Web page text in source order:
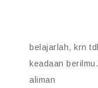
belajarlah, krn
keadaan
aliman